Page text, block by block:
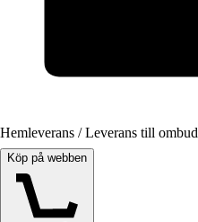
Hemleverans / Leverans till ombud
Köp på webben